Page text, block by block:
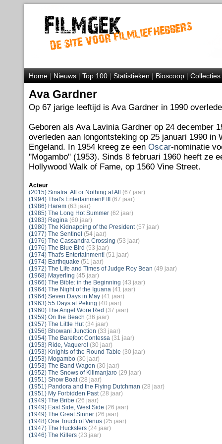
Home|Nieuws|Top 100|Statistieken|Bioscoop|Collecties
Ava Gardner
Op 67 jarige leeftijd is Ava Gardner in 1990
Geboren als Ava Lavinia Gardner op 24 december
overleden aan longontsteking op 25 januari 1990 in
Engeland. In 1954 kreeg ze een Oscar-nominatie
"Mogambo" (1953). Sinds 8 februari 1960 heeft ze
Hollywood Walk of Fame, op 1560 Vine Street.
Acteur
(2015) Sinatra: All or Nothing at All
(67 jaar)
(1994) That's Entertainment! III
(67 jaar)
(1986) Harem (63 jaar)
(1985) The Long Hot Summer (62 jaar)
(1983) Regina (60 jaar)
(1980) The Kidnapping of the President (57 jaar)
(1977) The Sentinel (54 jaar)
(1976) The Cassandra Crossing (53 jaar)
(1976) The Blue Bird (53 jaar)
(1974) That's Entertainment! (51 jaar)
(1974) Earthquake (51 jaar)
(1972) The Life and Times of Judge Roy Bean (49 jaar)
(1968) Mayerling (45 jaar)
(1966) The Bible: in the Beginning (43 jaar)
(1964) The Night of the Iguana (41 jaar)
(1964) Seven Days in May (41 jaar)
(1963) 55 Days at Peking (40 jaar)
(1960) The Angel Wore Red (37 jaar)
(1959) On the Beach (36 jaar)
(1957) The Little Hut (34 jaar)
(1956) Bhowani Junction (33 jaar)
(1954) The Barefoot Contessa (31 jaar)
(1953) Ride, Vaquero! (30 jaar)
(1953) Knights of the Round Table (30 jaar)
(1953) Mogambo (30 jaar)
(1953) The Band Wagon (30 jaar)
(1952) The Snows of Kilimanjaro (29 jaar)
(1951) Show Boat (28 jaar)
(1951) Pandora and the Flying Dutchman (28 jaar)
(1951) My Forbidden Past (28 jaar)
(1949) The Bribe (26 jaar)
(1949) East Side, West Side (26 jaar)
(1949) The Great Sinner (26 jaar)
(1948) One Touch of Venus (25 jaar)
(1947) The Hucksters (24 jaar)
(1946) The Killers (23 jaar)